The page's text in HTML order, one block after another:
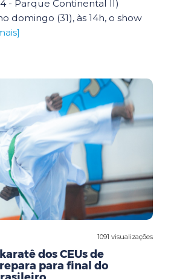
- Parque Continental II)
domingo (31), às 14h, o show
1091 visualizações
dos CEUs de
para final do